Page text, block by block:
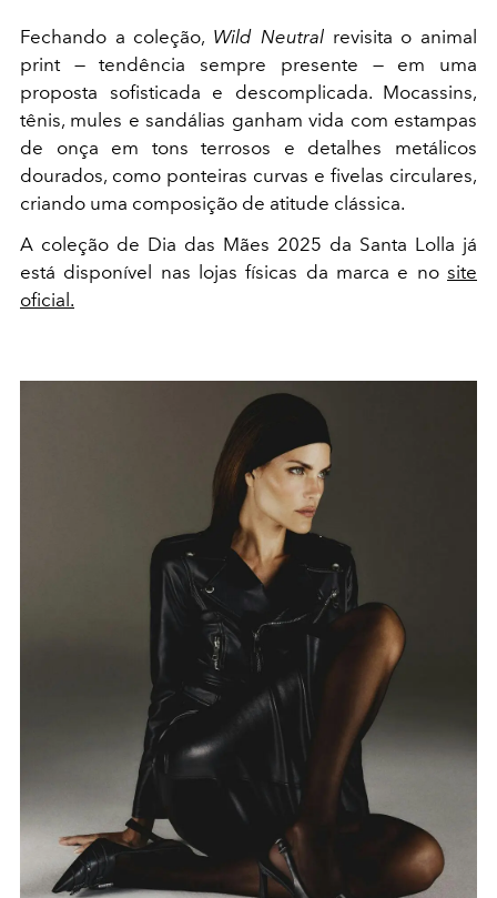
Fechando a coleção, Wild Neutralrevisita o animal
print — tendência sempre presente — em uma
proposta sofisticada e descomplicada. Mocassins,
tênis, mules e sandálias ganham vida com estampas
de onça em tons terrosos e detalhes metálicos
dourados, como ponteiras curvas e fivelas circulares,
criando uma composição de atitude clássica.
A coleção de Dia das Mães 2025 da Santa Lolla já
está disponível nas lojas físicas da marca e no site
oficial.